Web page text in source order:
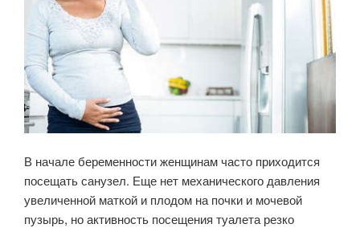
В начале беременности женщинам часто приходится
посещать санузел. Еще нет механического давления
увеличенной маткой и плодом на почки и мочевой
пузырь, но активность посещения туалета резко